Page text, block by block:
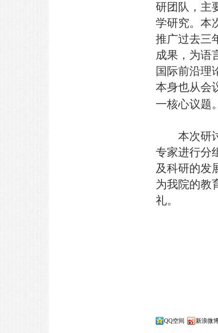
研团队，主
学研究。本
推广过去三
成果，为语
国际前沿理
本身也从会
一核心议题
本次研讨
专家进行分
及科研的发
为我院的教
礼。
QQ空间 新浪微